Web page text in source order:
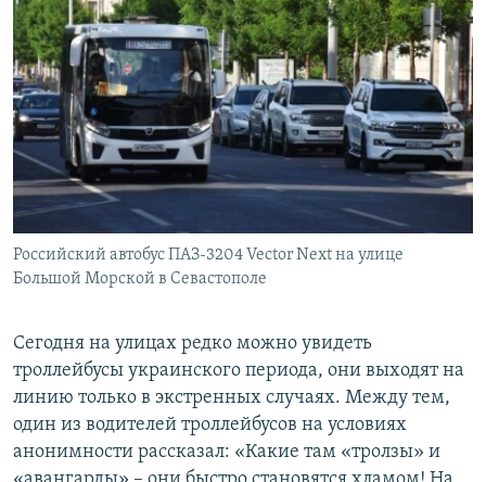
Российский автобус ПАЗ-3204 Vector Next на улице
Большой Морской в Севастополе
Сегодня на улицах редко можно увидеть
троллейбусы украинского периода, они выходят на
линию только в экстренных случаях. Между тем,
один из водителей троллейбусов на условиях
анонимности рассказал: «Какие там «тролзы» и